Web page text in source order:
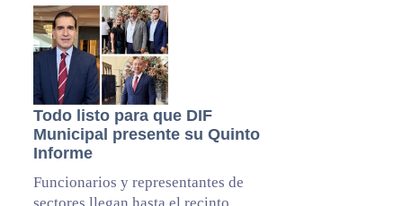
Todo listo para que DIF
Municipal presente su Quinto
Informe
Funcionarios y representantes de